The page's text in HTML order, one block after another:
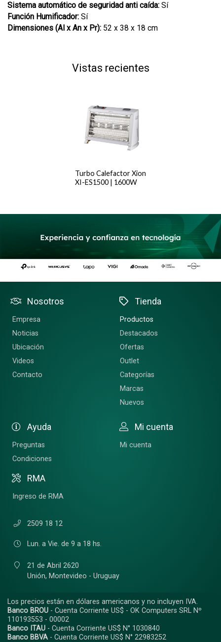
Sistema automático de seguridad anti caída: Sí
Función Humificador: Sí
Dimensiones (Al x An x Pr): 52 x 38 x 18 cm
Vistas recientes
Turbo Calefactor Xion
XI-ES1500 | 1600W
Nosotros
Empresa
Noticias
Ubicación
Videos
Contacto
Tienda
Productos
Destacados
Ofertas
Outlet
Categorías
Marcas
Nuevos
Ayuda
Preguntas
Condiciones
RMA
Ingreso de RMA
Mi cuenta
Mi cuenta
2509 18 12
Lun. a Vie. de 9 a 18 hs.
21 de Abril 2620
Unión, Montevideo - Uruguay
Los precios están en dólares americanos y no incluyen IVA.
Banco BROU - Cuenta Corriente US$ - OK Computers SRL Nº
110193553 - 00002
Banco ITAU - Cuenta Corriente US$ N° 1030840
Banco BBVA - Cuenta Corriente US$ N° 22983252